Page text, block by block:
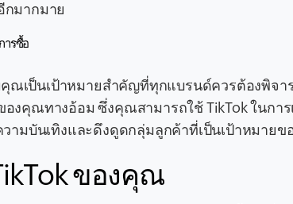
กมากมาย
ารซื้อ
ณเป็นเป้าหมายสำคัญที่ทุกแบรนด์ควรต้องพิจา
งคุณทางอ้อม ซึ่งคุณสามารถใช้ TikTok ในการ
ามบันเทิงและดึงดูดกลุ่มลูกค้าที่เป็นเป้าหมาย
ของคุณ